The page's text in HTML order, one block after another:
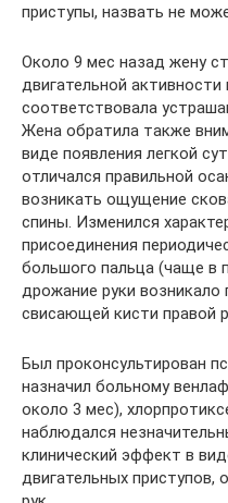
приступы, назвать не
Около 9 мес назад жену
двигательной
соответствовала
Жена обратила также
виде появления легкой
отличался правильной
возникать ощущение
спины. Изменился
присоединения
большого пальца (чаще в
дрожание руки возникало
свисающей кисти правой
Был проконсультирован
назначил больному
около 3 мес),
наблюдался
клинический эффект в
двигательных приступов,